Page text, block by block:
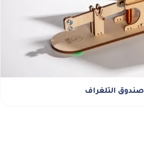
صندوق التلغراف